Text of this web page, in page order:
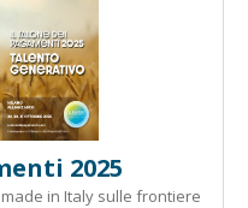
2025
in Italy sulle frontiere